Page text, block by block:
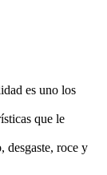
es uno los
que le
desgaste, roce y